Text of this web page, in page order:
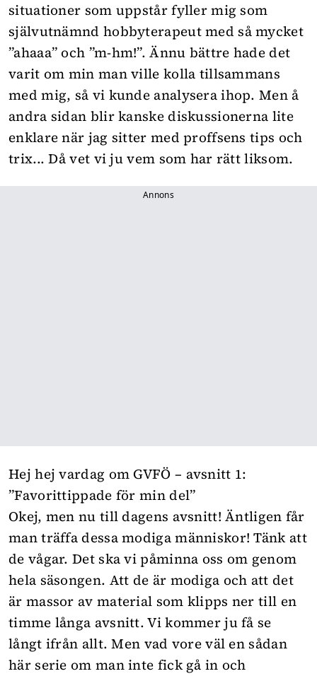
situationer som uppstår fyller mig som
självutnämnd hobbyterapeut med så mycket
”ahaaa” och ”m-hm!”. Ännu bättre hade det
varit om min man ville kolla tillsammans
med mig, så vi kunde analysera ihop. Men å
andra sidan blir kanske diskussionerna lite
enklare när jag sitter med proffsens tips och
trix... Då vet vi ju vem som har rätt liksom.
Annons
Hej hej vardag om GVFÖ – avsnitt 1:
”Favorittippade för min del”
Okej, men nu till dagens avsnitt! Äntligen får
man träffa dessa modiga människor! Tänk att
de vågar. Det ska vi påminna oss om genom
hela säsongen. Att de är modiga och att det
är massor av material som klipps ner till en
timme långa avsnitt. Vi kommer ju få se
långt ifrån allt. Men vad vore väl en sådan
här serie om man inte fick gå in och